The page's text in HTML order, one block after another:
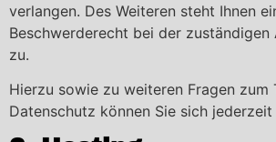
verlangen. Des Weiteren steht Ihnen
Beschwerderecht bei der
zu.
Hierzu sowie zu weiteren Fragen zum
Datenschutz können Sie sich